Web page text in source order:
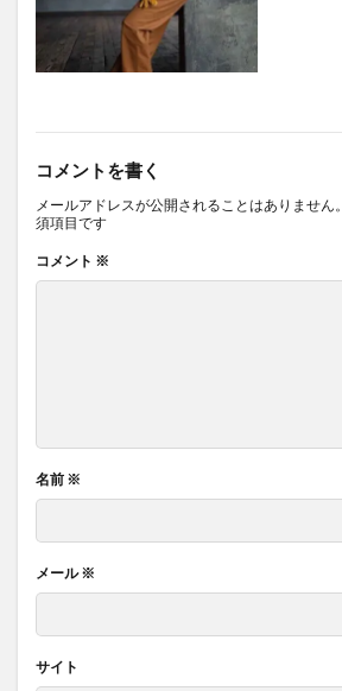
コメントを書く
メールアドレスが公開されることはありません。
須項目です
コメント ※
名前 ※
メール※
サイト